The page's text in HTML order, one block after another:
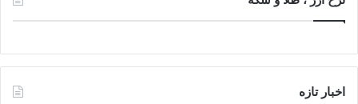
اخبار تازه